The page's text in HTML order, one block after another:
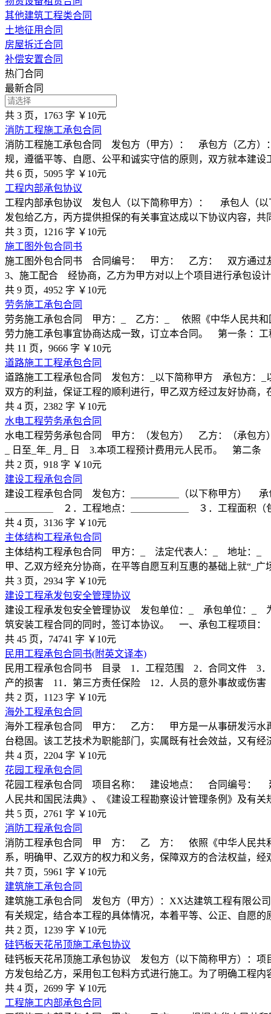
其他建筑工程类合同
土地征用合同
房屋拆迁合同
补偿安置合同
热门合同
最新合同
共 3 页，1763 字 ￥10元
消防工程施工承包合同
消防工程施工承包合同 发包方（甲方）： 承包方（乙方）
规，遵循平等、自愿、公平和诚实守信的原则，双方就本建设
共 6 页，5095 字 ￥10元
工程内部承包协议
工程内部承包协议 发包人（以下简称甲方）： 承包人（以
发包给乙方，丙方提供担保的有关事宜达成以下协议内容，
共 3 页，1216 字 ￥10元
施工图外包合同书
施工图外包合同书 合同编号： 甲方： 乙方： 双方通过
3、施工配合 经协商，乙方为甲方对以上个项目进行承包设
共 9 页，4952 字 ￥10元
劳务施工承包合同
劳务施工承包合同 甲方：_ 乙方：_ 依照《中华人民共和
劳力施工承包事宜协商达成一致，订立本合同。 第一条 ：
共 11 页，9666 字 ￥10元
道路施工工程承包合同
道路施工工程承包合同 发包方：_以下简称甲方 承包方：_
双方的利益，保证工程的顺利进行，甲乙双方经过友好协商，
共 4 页，2382 字 ￥10元
水电工程劳务承包合同
水电工程劳务承包合同 甲方：（发包方） 乙方：（承包
_ 日至_年_ 月_ 日 3.本项工程预计费用元人民币。 第二条
共 2 页，918 字 ￥10元
建设工程承包合同
建设工程承包合同 发包方：＿＿＿＿＿（以下称甲方） 承
＿＿＿＿＿ ２．工程地点：＿＿＿＿＿＿ ３．工程面积（
共 4 页，3136 字 ￥10元
主体结构工程承包合同
主体结构工程承包合同 甲方：_ 法定代表人：_ 地址：_
甲、乙双方经充分协商，在平等自愿互利互惠的基础上就“_广
共 3 页，2934 字 ￥10元
建设工程承发包安全管理协议
建设工程承发包安全管理协议 发包单位：_ 承包单位：_ 为
筑安装工程合同的同时，签订本协议。 一、承包工程项目
共 45 页，74741 字 ￥10元
民用工程承包合同书(附英文译本)
民用工程承包合同书 目录 1．工程范围 2．合同文件 3
产的损害 11．第三方责任保险 12．人员的意外事故或伤
共 2 页，1123 字 ￥10元
海外工程承包合同
海外工程承包合同 甲方： 乙方： 甲方是一从事研发污水再
台稳固。该工艺技术为职能部门，实属既有社会效益，又有经
共 4 页，2204 字 ￥10元
花园工程承包合同
花园工程承包合同 项目名称： 建设地点： 合同编号
人民共和国民法典》、《建设工程勘察设计管理条例》及有
共 5 页，2761 字 ￥10元
消防工程承包合同
消防工程承包合同 甲 方： 乙 方： 依照《中华人民共和国
系，明确甲、乙双方的权力和义务，保障双方的合法权益，经
共 7 页，5961 字 ￥10元
建筑施工承包合同
建筑施工承包合同 发包方（甲方）：XX达建筑工程有限公
有关规定，结合本工程的具体情况，本着平等、公正、自愿的
共 2 页，1239 字 ￥10元
硅钙板天花吊顶施工承包协议
硅钙板天花吊顶施工承包协议 发包方（以下简称甲方）：
方发包给乙方，采用包工包料方式进行施工。为了明确工程内
共 4 页，2699 字 ￥10元
工程施工内部承包合同